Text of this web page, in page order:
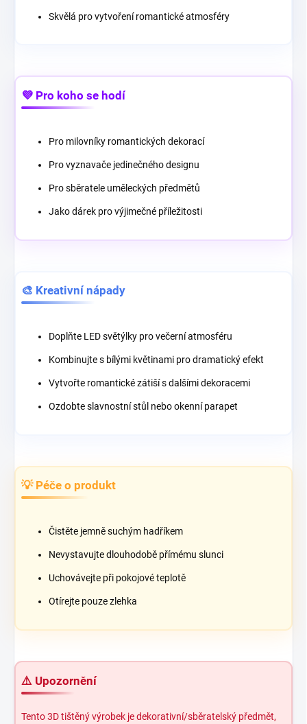
Skvělá pro vytvoření romantické atmosféry
💜 Pro koho se hodí
Pro milovníky romantických dekorací
Pro vyznavače jedinečného designu
Pro sběratele uměleckých předmětů
Jako dárek pro výjimečné příležitosti
🎨 Kreativní nápady
Doplňte LED světýlky pro večerní atmosféru
Kombinujte s bílými květinami pro dramatický efekt
Vytvořte romantické zátiší s dalšími dekoracemi
Ozdobte slavnostní stůl nebo okenní parapet
💡 Péče o produkt
Čistěte jemně suchým hadříkem
Nevystavujte dlouhodobě přímému slunci
Uchovávejte při pokojové teplotě
Otírejte pouze zlehka
⚠️ Upozornění
Tento 3D tištěný výrobek je dekorativní/sběratelský předmět,